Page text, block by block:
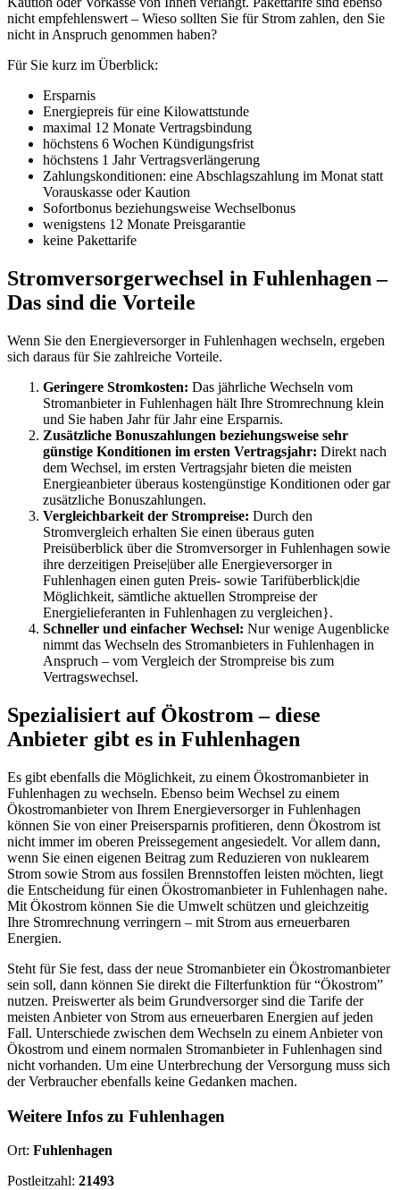
nicht empfehlenswert – Wieso sollten Sie für Strom zahlen, den Sie
nicht in Anspruch genommen haben?
Für Sie kurz im Überblick:
Ersparnis
Energiepreis für eine Kilowattstunde
maximal 12 Monate Vertragsbindung
höchstens 6 Wochen Kündigungsfrist
höchstens 1 Jahr Vertragsverlängerung
Zahlungskonditionen: eine Abschlagszahlung im Monat statt
Vorauskasse oder Kaution
Sofortbonus beziehungsweise Wechselbonus
wenigstens 12 Monate Preisgarantie
keine Pakettarife
Stromversorgerwechsel in Fuhlenhagen –
Das sind die Vorteile
Wenn Sie den Energieversorger in Fuhlenhagen wechseln, ergeben
sich daraus für Sie zahlreiche Vorteile.
Geringere Stromkosten: Das jährliche Wechseln vom
Stromanbieter in Fuhlenhagen hält Ihre Stromrechnung klein
und Sie haben Jahr für Jahr eine Ersparnis.
Zusätzliche Bonuszahlungen beziehungsweise sehr
günstige Konditionen im ersten Vertragsjahr: Direkt nach
dem Wechsel, im ersten Vertragsjahr bieten die meisten
Energieanbieter überaus kostengünstige Konditionen oder gar
zusätzliche Bonuszahlungen.
Vergleichbarkeit der Strompreise: Durch den
Stromvergleich erhalten Sie einen überaus guten
Preisüberblick über die Stromversorger in Fuhlenhagen sowie
ihre derzeitigen Preise|über alle Energieversorger in
Fuhlenhagen einen guten Preis- sowie Tarifüberblick|die
Möglichkeit, sämtliche aktuellen Strompreise der
Energielieferanten in Fuhlenhagen zu vergleichen}.
Schneller und einfacher Wechsel: Nur wenige Augenblicke
nimmt das Wechseln des Stromanbieters in Fuhlenhagen in
Anspruch – vom Vergleich der Strompreise bis zum
Vertragswechsel.
Spezialisiert auf Ökostrom – diese
Anbieter gibt es in Fuhlenhagen
Es gibt ebenfalls die Möglichkeit, zu einem Ökostromanbieter in
Fuhlenhagen zu wechseln. Ebenso beim Wechsel zu einem
Ökostromanbieter von Ihrem Energieversorger in Fuhlenhagen
können Sie von einer Preisersparnis profitieren, denn Ökostrom ist
nicht immer im oberen Preissegement angesiedelt. Vor allem dann,
wenn Sie einen eigenen Beitrag zum Reduzieren von nuklearem
Strom sowie Strom aus fossilen Brennstoffen leisten möchten, liegt
die Entscheidung für einen Ökostromanbieter in Fuhlenhagen nahe.
Mit Ökostrom können Sie die Umwelt schützen und gleichzeitig
Ihre Stromrechnung verringern – mit Strom aus erneuerbaren
Energien.
Steht für Sie fest, dass der neue Stromanbieter ein Ökostromanbieter
sein soll, dann können Sie direkt die Filterfunktion für “Ökostrom”
nutzen. Preiswerter als beim Grundversorger sind die Tarife der
meisten Anbieter von Strom aus erneuerbaren Energien auf jeden
Fall. Unterschiede zwischen dem Wechseln zu einem Anbieter von
Ökostrom und einem normalen Stromanbieter in Fuhlenhagen sind
nicht vorhanden. Um eine Unterbrechung der Versorgung muss sich
der Verbraucher ebenfalls keine Gedanken machen.
Weitere Infos zu Fuhlenhagen
Ort: Fuhlenhagen
Postleitzahl: 21493